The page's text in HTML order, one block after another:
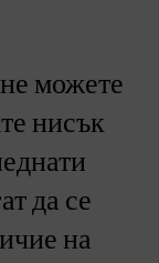
можете
нисък
да се
на